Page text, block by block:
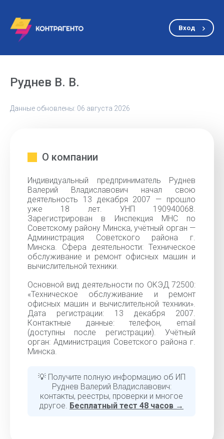
Вход
Руднев В. В.
Данные обновлены: 06 августа 2026
О компании
Индивидуальный предприниматель Руднев
Валерий Владиславович начал свою
деятельность 13 декабря 2007 — прошло
уже 18 лет. УНП 190940068.
Зарегистрирован в Инспекция МНС по
Советскому району Минска, учётный орган —
Администрация Советского района г.
Минска. Сфера деятельности: Техническое
обслуживание и ремонт офисных машин и
вычислительной техники.
Основной вид деятельности по ОКЭД 72500:
«Техническое обслуживание и ремонт
офисных машин и вычислительной техники».
Дата регистрации: 13 декабря 2007.
Контактные данные: телефон, email
(доступны после регистрации). Учётный
орган: Администрация Советского района г.
Минска.
💡 Получите полную информацию об ИП
Руднев Валерий Владиславович:
контакты, реестры, проверки и многое
другое. Бесплатный тест 48 часов →